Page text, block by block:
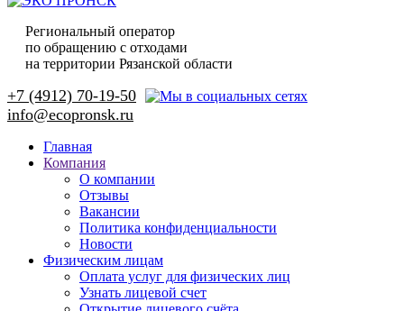
Региональный оператор
по обращению с отходами
на территории Рязанской области
+7 (4912) 70-19-50
Главная
Компания
О компании
Отзывы
Вакансии
Политика конфиденциальности
Новости
Физическим лицам
Оплата услуг для физических лиц
Узнать лицевой счет